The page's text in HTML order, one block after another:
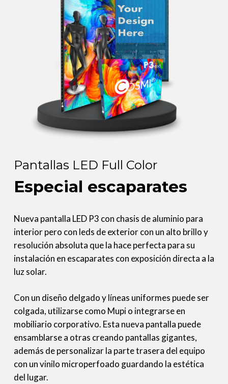
Pantallas LED Full Color
Especial escaparates
Nueva pantalla LED P3 con chasis de aluminio para
interior pero con leds de exterior con un alto brillo y
resolución absoluta que la hace perfecta para su
instalación en escaparates con exposición directa a la
luz solar.
Con un diseño delgado y líneas uniformes puede ser
colgada, utilizarse como Mupi o integrarse en
mobiliario corporativo. Esta nueva pantalla puede
ensamblarse a otras creando pantallas gigantes,
además de personalizar la parte trasera del equipo
con un vinilo microperfoado guardando la estética
del lugar.